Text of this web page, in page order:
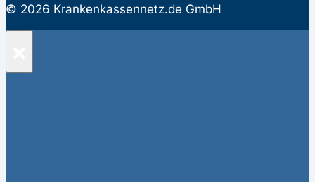
© 2026 Krankenkassennetz.de GmbH